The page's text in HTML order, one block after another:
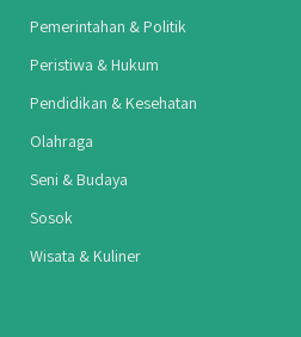
Pemerintahan & Politik
Peristiwa & Hukum
Pendidikan & Kesehatan
Olahraga
Seni & Budaya
Sosok
Wisata & Kuliner